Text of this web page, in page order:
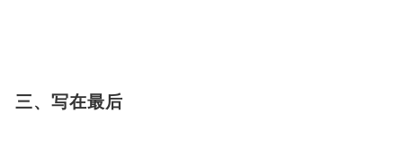
三、 写在最后